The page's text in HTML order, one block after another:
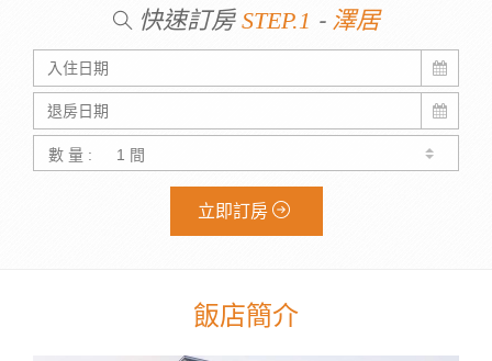
快速訂房 STEP.1 - 澤居
數 量 :
立即訂房
飯店簡介